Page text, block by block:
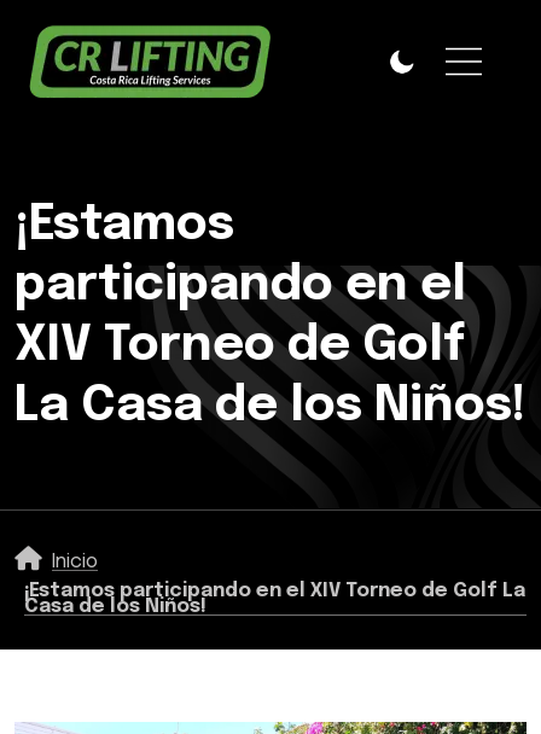
¡Estamos
participando en el
XIV Torneo de Golf
La Casa de los Niños!
Inicio
¡Estamos participando en el XIV Torneo de Golf La
Casa de los Niños!